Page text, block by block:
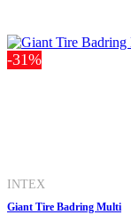
-31%
INTEX
Giant Tire Badring Multi